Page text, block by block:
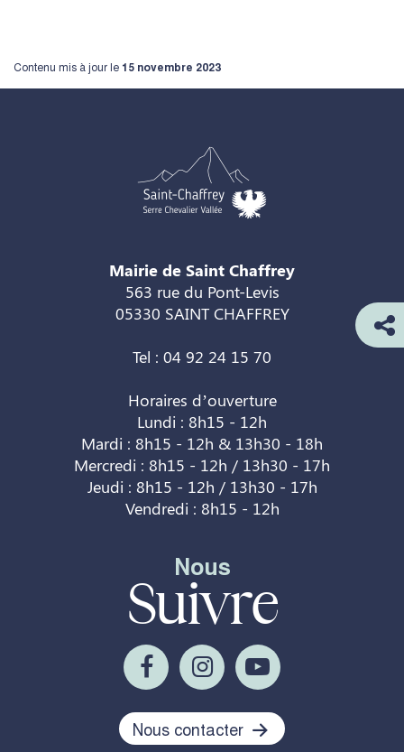
Contenu mis à jour le 15 novembre 2023
Mairie de Saint Chaffrey
563 rue du Pont-Levis
05330 SAINT CHAFFREY
Tel : 04 92 24 15 70
Horaires d’ouverture
Lundi : 8h15 - 12h
Mardi : 8h15 - 12h & 13h30 - 18h
Mercredi : 8h15 - 12h / 13h30 - 17h
Jeudi : 8h15 - 12h / 13h30 - 17h
Vendredi : 8h15 - 12h
Nous
Suivre
Nous contacter